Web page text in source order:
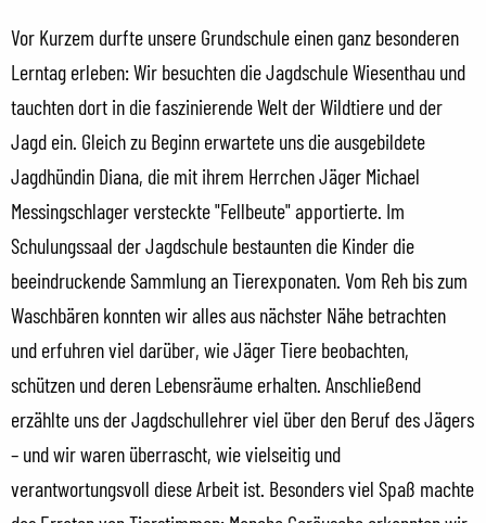
Vor Kurzem durfte unsere Grundschule einen ganz besonderen
Lerntag erleben: Wir besuchten die Jagdschule Wiesenthau und
tauchten dort in die faszinierende Welt der Wildtiere und der
Jagd ein. Gleich zu Beginn erwartete uns die ausgebildete
Jagdhündin Diana, die mit ihrem Herrchen Jäger Michael
Messingschlager versteckte "Fellbeute" apportierte. Im
Schulungssaal der Jagdschule bestaunten die Kinder die
beeindruckende Sammlung an Tierexponaten. Vom Reh bis zum
Waschbären konnten wir alles aus nächster Nähe betrachten
und erfuhren viel darüber, wie Jäger Tiere beobachten,
schützen und deren Lebensräume erhalten. Anschließend
erzählte uns der Jagdschullehrer viel über den Beruf des Jägers
– und wir waren überrascht, wie vielseitig und
verantwortungsvoll diese Arbeit ist. Besonders viel Spaß machte